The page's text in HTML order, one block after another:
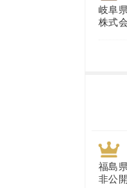
岐阜
株式
農機
山梨
株式
福島
非公開